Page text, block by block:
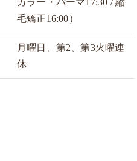
毛矯正16:00）
月曜日、第2、第3火曜連
休